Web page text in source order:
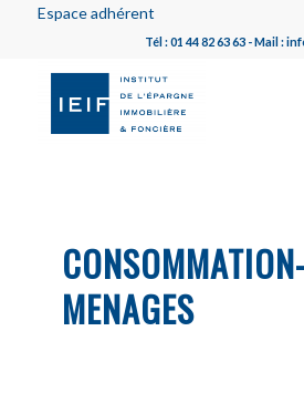
Espace adhérent
Tél : 01 44 82 63 63 - Mail :
MENAGES